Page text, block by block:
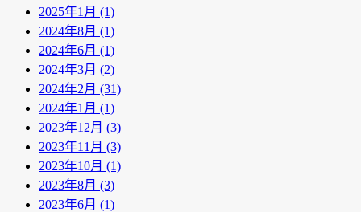
2025年1月 (1)
2024年8月 (1)
2024年6月 (1)
2024年3月 (2)
2024年2月 (31)
2024年1月 (1)
2023年12月 (3)
2023年11月 (3)
2023年10月 (1)
2023年8月 (3)
2023年6月 (1)